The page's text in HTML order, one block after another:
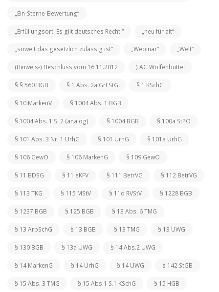
„Ein-Sterne-Bewertung“
„Erfüllungsort: Es gilt deutsches Recht.“ „neu für alt“
„soweit das gesetzlich zulässig ist“ „Webinar“ „Welt“
(Hinweis-) Beschluss vom 16.11.2012 ) AG Wolfenbüttel
§ § 560 BGB § 1 Abs. 2a GrEStG § 1 KSchG
§ 10 MarkenV § 1004 Abs. 1 BGB
§ 1004 Abs. 1 S. 2 (analog) § 1004 BGB § 100a StPO
§ 101 Abs. 3 Nr. 1 UrhG § 101 UrhG § 101a UrhG
§ 106 GewO § 106 MarkenG § 109 GewO
§ 11 BDSG § 11 eKFV § 111 BetrVG § 112 BetrVG
§ 113 TKG § 115 MStV § 11d RVStV § 1228 BGB
§ 1237 BGB § 125 BGB § 13 Abs. 6 TMG
§ 13 ArbSchG § 13 BGB § 13 TMG § 13 UWG
§ 130 BGB § 13a UWG § 14 Abs.2 UWG
§ 14 MarkenG § 14 UrhG § 14 UWG § 142 StGB
§ 15 Abs. 3 TMG § 15 Abs.1 S.1 KSchG § 15 HGB